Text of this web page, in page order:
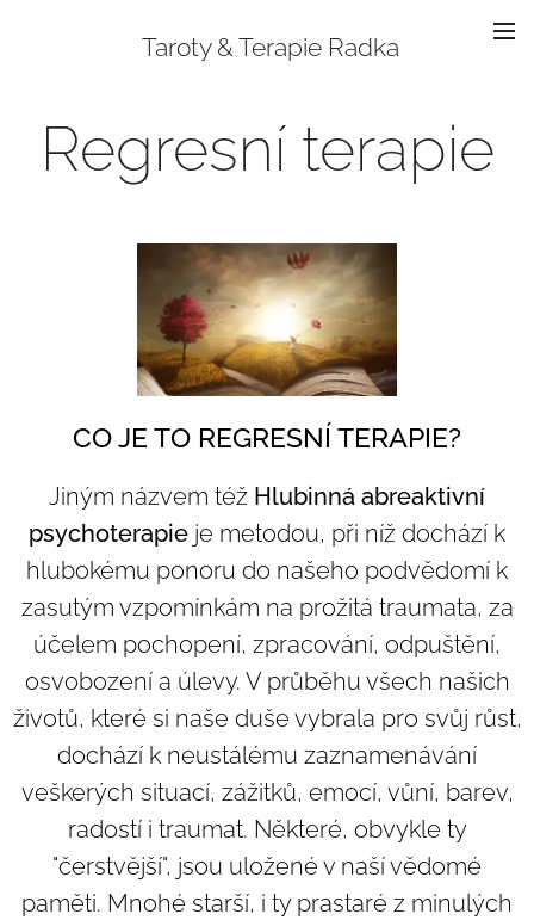
Taroty & Terapie Radka
Regresní terapie
CO JE TO REGRESNÍ TERAPIE?
Jiným názvem též Hlubinná abreaktivní
psychoterapie je metodou, při níž dochází k
hlubokému ponoru do našeho podvědomí k
zasutým vzpomínkám na prožitá traumata, za
účelem pochopení, zpracování, odpuštění,
osvobození a úlevy. V průběhu všech našich
životů, které si naše duše vybrala pro svůj růst,
dochází k neustálému zaznamenávání
veškerých situací, zážitků, emocí, vůní, barev,
radostí i traumat. Některé, obvykle ty
"čerstvější", jsou uložené v naší vědomé
paměti. Mnohé starší, i ty prastaré z minulých